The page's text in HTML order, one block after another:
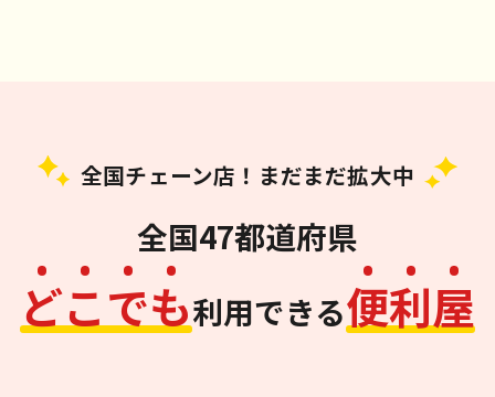
全国チェーン店！まだまだ拡大中
全国47都道府県
どこでも利用できる便利屋